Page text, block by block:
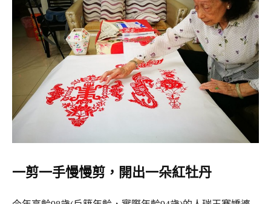
一剪一手慢慢剪，開出一朵紅牡丹